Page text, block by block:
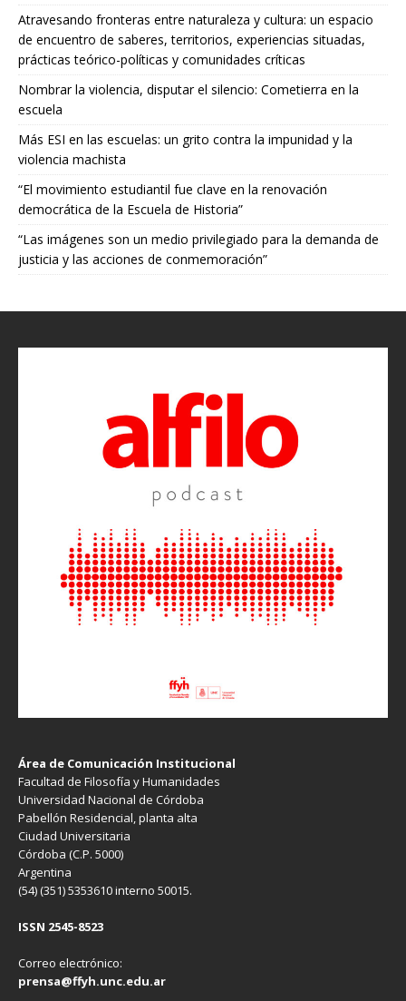
Atravesando fronteras entre naturaleza y cultura: un espacio
de encuentro de saberes, territorios, experiencias situadas,
prácticas teórico-políticas y comunidades críticas
Nombrar la violencia, disputar el silencio: Cometierra en la
escuela
Más ESI en las escuelas: un grito contra la impunidad y la
violencia machista
“El movimiento estudiantil fue clave en la renovación
democrática de la Escuela de Historia”
“Las imágenes son un medio privilegiado para la demanda de
justicia y las acciones de conmemoración”
Área de Comunicación Institucional
Facultad de Filosofía y Humanidades
Universidad Nacional de Córdoba
Pabellón Residencial, planta alta
Ciudad Universitaria
Córdoba (C.P. 5000)
Argentina
(54) (351) 5353610 interno 50015.
ISSN 2545-8523
Correo electrónico:
prensa@ffyh.unc.edu.ar